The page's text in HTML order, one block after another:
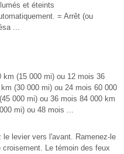
et éteints
= Arrêt (ou
...
km (15 000 mi) ou 12 mois 36
(30 000 mi) ou 24 mois 60 000
000 mi) ou 36 mois 84 000 km
mi) ou 48 mois ...
levier vers l'avant. Ramenez-le
Le témoin des feux